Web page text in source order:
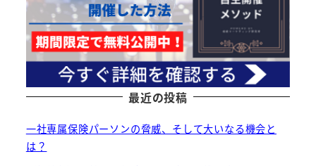
最近の投稿
一社専属保険パーソンの脅威、そして大いなる機会と
は？